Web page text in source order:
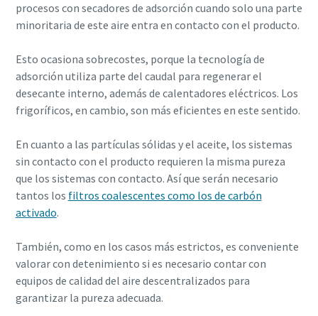
procesos con secadores de adsorción cuando solo una parte
minoritaria de este aire entra en contacto con el producto.
Esto ocasiona sobrecostes, porque la tecnología de
adsorción utiliza parte del caudal para regenerar el
desecante interno, además de calentadores eléctricos. Los
frigoríficos, en cambio, son más eficientes en este sentido.
En cuanto a las partículas sólidas y el aceite, los sistemas
sin contacto con el producto requieren la misma pureza
que los sistemas con contacto. Así que serán necesario
tantos los filtros coalescentes como los de carbón
activado.
También, como en los casos más estrictos, es conveniente
valorar con detenimiento si es necesario contar con
equipos de calidad del aire descentralizados para
garantizar la pureza adecuada.